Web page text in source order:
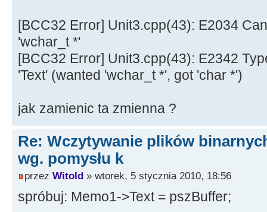
iFileHandle =
fmOpenRead);
iFileLength =
FileSeek(iFileHandle, 0, 0);
pszBuffer = new
iFileLength);
FileClose(iFileHandle);
while(iBytesWrite < iBytesRead)
{
if(pszBuffer[iBytesWrite] ==
pszBuffer[iBytesWrite] = ' ';
[BCC32 Error] Unit3.cpp(43): E2034
'wchar_t *'
[BCC32 Error] Unit3.cpp(43): E2342
'Text' (wanted 'wchar_t *', got 'char *')
jak zamienic ta zmienna ?
Re: Wczytywanie plików
wg. pomysłu k
przez Witold » wtorek, 5 stycznia 2010, 18:56
spróbuj: Memo1->Text = pszBuffer;